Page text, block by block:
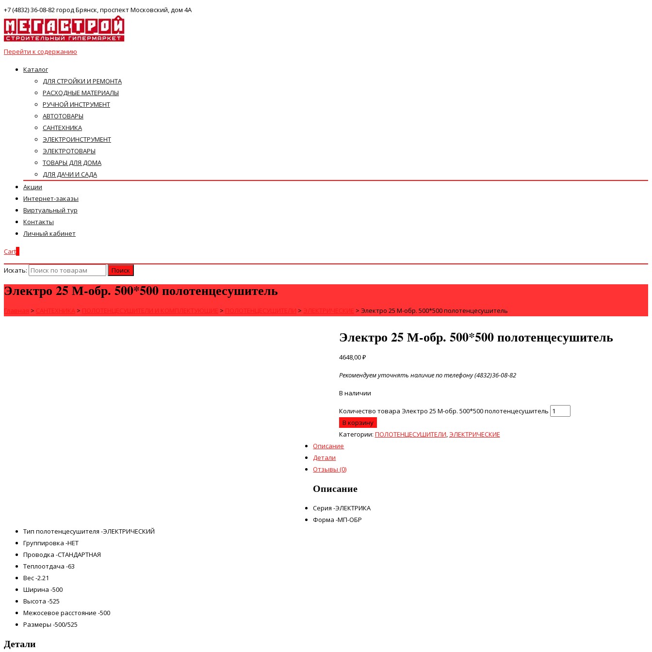
+7 (4832) 36-08-82 город Брянск, проспект Московский, дом 4А
Перейти к содержанию
Каталог
ДЛЯ СТРОЙКИ И РЕМОНТА
РАСХОДНЫЕ МАТЕРИАЛЫ
РУЧНОЙ ИНСТРУМЕНТ
АВТОТОВАРЫ
САНТЕХНИКА
ЭЛЕКТРОИНСТРУМЕНТ
ЭЛЕКТРОТОВАРЫ
ТОВАРЫ ДЛЯ ДОМА
ДЛЯ ДАЧИ И САДА
Акции
Интернет-заказы
Виртуальный тур
Контакты
Личный кабинет
Cart
Искать:
Электро 25 М-обр. 500*500 полотенцесушитель
Главная > САНТЕХНИКА > ПОЛОТЕНЦЕСУШИТЕЛИ И КОМПЛЕКТУЮЩИЕ > ПОЛОТЕНЦЕСУШИТЕЛИ > ЭЛЕКТРИЧЕСКИЕ > Электро 25 М-обр. 500*500 полотенцесушитель
Электро 25 М-обр. 500*500 полотенцесушитель
4648,00₽
Рекомендуем уточнять наличие по телефону (4832)36-08-82
В наличии
Количество товара Электро 25 М-обр. 500*500 полотенцесушитель
В корзину
Категории: ПОЛОТЕНЦЕСУШИТЕЛИ, ЭЛЕКТРИЧЕСКИЕ
Описание
Детали
Отзывы (0)
Описание
Серия -ЭЛЕКТРИКА
Форма -МП-ОБР
Тип полотенцесушителя -ЭЛЕКТРИЧЕСКИЙ
Группировка -НЕТ
Проводка -СТАНДАРТНАЯ
Теплоотдача -63
Вес -2.21
Ширина -500
Высота -525
Межосевое расстояние -500
Размеры -500/525
Детали